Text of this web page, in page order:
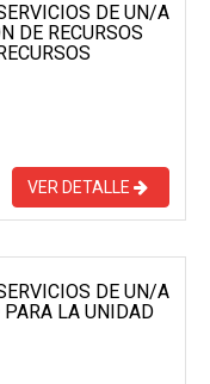
DE UN/A
DE RECURSOS
VER DETALLE
DE UN/A
LA UNIDAD